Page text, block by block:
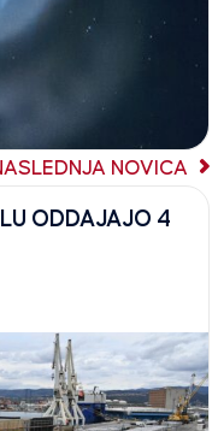
NOVICA
ODDAJAJO 4